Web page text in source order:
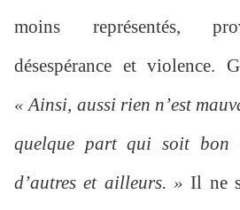
moins représentés,
désespérance et violence.
« Ainsi, aussi rien n’est
quelque part qui soit bon
d’autres et ailleurs. » Il ne